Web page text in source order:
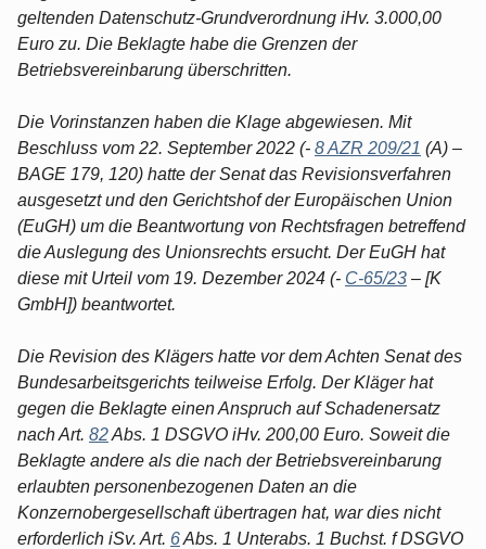
geltenden Datenschutz-Grundverordnung iHv. 3.000,00
Euro zu. Die Beklagte habe die Grenzen der
Betriebsvereinbarung überschritten.
Die Vorinstanzen haben die Klage abgewiesen. Mit
Beschluss vom 22. September 2022 (- 8 AZR 209/21 (A) –
BAGE 179, 120) hatte der Senat das Revisionsverfahren
ausgesetzt und den Gerichtshof der Europäischen Union
(EuGH) um die Beantwortung von Rechtsfragen betreffend
die Auslegung des Unionsrechts ersucht. Der EuGH hat
diese mit Urteil vom 19. Dezember 2024 (- C-65/23 – [K
GmbH]) beantwortet.
Die Revision des Klägers hatte vor dem Achten Senat des
Bundesarbeitsgerichts teilweise Erfolg. Der Kläger hat
gegen die Beklagte einen Anspruch auf Schadenersatz
nach Art. 82Abs. 1 DSGVO iHv. 200,00 Euro. Soweit die
Beklagte andere als die nach der Betriebsvereinbarung
erlaubten personenbezogenen Daten an die
Konzernobergesellschaft übertragen hat, war dies nicht
erforderlich iSv. Art. 6Abs. 1 Unterabs. 1 Buchst. f DSGVO